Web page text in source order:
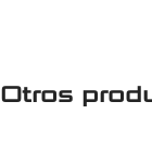
Otros